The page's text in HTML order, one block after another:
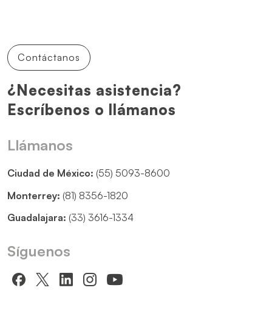
Contáctanos
¿Necesitas asistencia?
Escríbenos o llámanos
Llámanos
Ciudad de México: (55) 5093-8600
Monterrey: (81) 8356-1820
Guadalajara: (33) 3616-1334
Síguenos